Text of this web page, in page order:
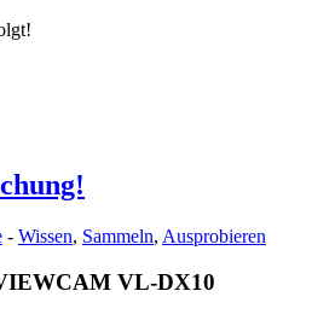
- Wissen, Sammeln, Ausprobieren
VL-DX10